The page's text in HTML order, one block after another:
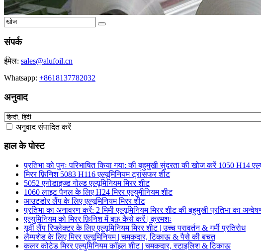
संपर्क
ईमेल: sales@alufoil.cn
Whatsapp: +8618137782032
अनुवाद
अनुवाद संपादित करें
हाल के पोस्ट
प्रतिभा को पुनः परिभाषित किया गया: की बहुमुखी सुंदरता की खोज करें 1050 H14
मिरर फ़िनिश 5083 H116 एल्यूमिनियम ट्रांसफर शीट
5052 एनोडाइज्ड गोल्ड एल्यूमिनियम मिरर शीट
1060 लाइट पैनल के लिए H24 मिरर एल्युमीनियम शीट
आउटडोर लैंप के लिए एल्यूमिनियम मिरर शीट
प्रतिभा का अनावरण करें: 2 मिमी एल्यूमिनियम मिरर शीट की बहुमुखी प्रतिभा का
एल्युमिनियम को मिरर फ़िनिश में बफ़ कैसे करें | क्रमशः
यूवी लैंप रिफ्लेक्टर के लिए एल्यूमिनियम मिरर शीट | उच्च परावर्तन & गर्मी प्रतिरोध
लैम्पशेड के लिए मिरर एल्यूमिनियम | चमकदार, टिकाऊ & पैसे की बचत
कलर कोटेड मिरर एल्युमिनियम कॉइल शीट | चमकदार, स्टाइलिश & टिकाऊ